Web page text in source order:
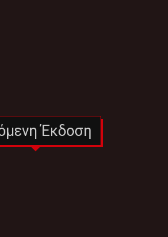
Έκδοση